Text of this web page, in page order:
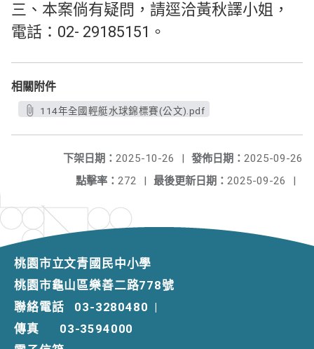
三、本案倘有疑問，請逕洽黃秋譯小姐，
電話：02- 29185151。
相關附件
114年全國輕艇水球錦標賽(公文).pdf
發佈日期： 2025-09-26
下架日期： 2025-10-26
|
最後更新日期： 2025-09-26 |
點擊率： 272 |
桃園市立文青國民中小學
桃園市龜山區樂善二路778號
聯絡電話
03-3280480 |
傳真
03-3594000